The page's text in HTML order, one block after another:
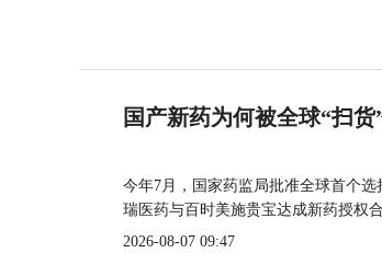
国产新药为何被全球“扫货
今年7月，国家药监局批准全球首个
瑞医药与百时美施贵宝达成新药授权
2026-08-07 09:47